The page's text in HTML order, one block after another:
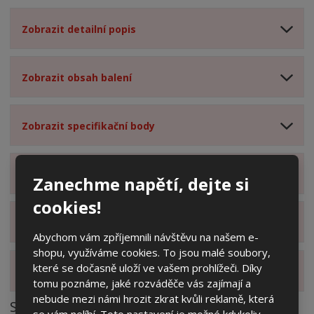
Zanechme napětí, dejte si
cookies!
Abychom vám zpříjemnili návštěvu na našem e-
shopu, využíváme cookies. To jsou malé soubory,
které se dočasně uloží ve vašem prohlížeči. Díky
tomu poznáme, jaké rozváděče vás zajímají a
nebude mezi námi hrozit zkrat kvůli reklamě, která
Zobrazit detailní popis
Zobrazit obsah balení
Zobrazit specifikační body
Zobrazit technické parametry
Zobrazit alternativní produkty
Soubory ke stažení